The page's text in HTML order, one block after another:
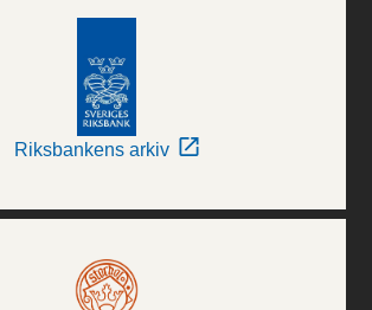
Riksbankens arkiv